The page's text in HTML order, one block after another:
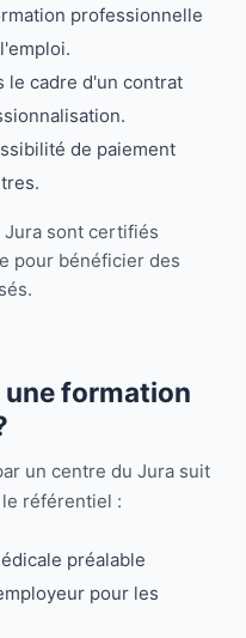
professionnelle
le cadre d'un contrat
de paiement
Jura sont certifiés
pour bénéficier des
une formation
un centre du Jura suit
référentiel :
préalable
pour les